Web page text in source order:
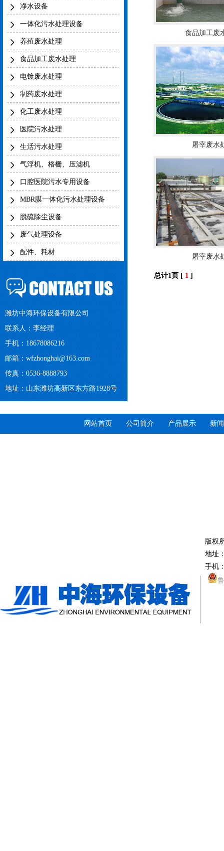
净水设备
一体化污水处理设备
养殖废水处理
食品加工废水处理
电镀废水处理
制药废水处理
化工废水处理
医院污水处理
生活污水处理
气浮机、格栅、压滤机
口腔医院污水专用设备
MBR膜一体化污水处理设备
脱硫除尘设备
废气处理设备
配件、耗材
潍坊中海环保设备有限公司
联系人：李经理
手机：18678086216
邮箱： wfzhonghai@163.com
传真：0536-8888793
地址：山东潍坊高新区东方路1928号
食品加工废
屠宰废水
屠宰废水
总计1页 [ 1 ]
网站首页 公司简介 产品展示 新
版权
地址
手机